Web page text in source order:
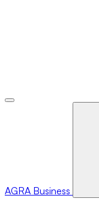
AGRA Business